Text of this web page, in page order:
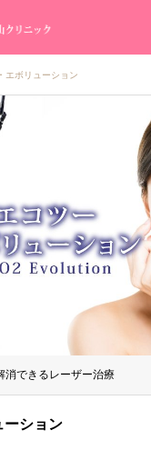
エボリューション
消できるレーザー治療
ーション